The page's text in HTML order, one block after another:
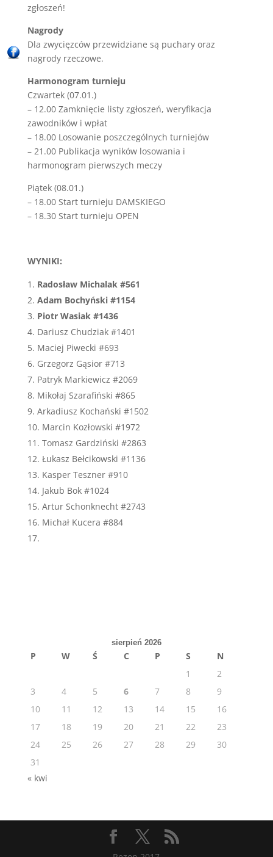
zgłoszeń!
Nagrody
Dla zwycięzców przewidziane są puchary oraz
nagrody rzeczowe.
Harmonogram turnieju
Czwartek (07.01.)
– 12.00 Zamknięcie listy zgłoszeń, weryfikacja
zawodników i wpłat
– 18.00 Losowanie poszczególnych turniejów
– 21.00 Publikacja wyników losowania i
harmonogram pierwszych meczy
Piątek (08.01.)
– 18.00 Start turnieju DAMSKIEGO
– 18.30 Start turnieju OPEN
WYNIKI:
Radosław Michalak #561
Adam Bochyński #1154
Piotr Wasiak #1436
Dariusz Chudziak #1401
Maciej Piwecki #693
Grzegorz Gąsior #713
Patryk Markiewicz #2069
Mikołaj Szarafiński #865
Arkadiusz Kochański #1502
Marcin Kozłowski #1972
Tomasz Gardziński #2863
Łukasz Bełcikowski #1136
Kasper Teszner #910
Jakub Bok #1024
Artur Schonknecht #2743
Michał Kucera #884
sierpień 2026
P W Ś C P S
N
1
2
3
4 5 6 7 8
9
10
11 12 13 14 15
16
17
18 19 20 21 22
23
24
25 26 27 28 29
30
31
« kwi